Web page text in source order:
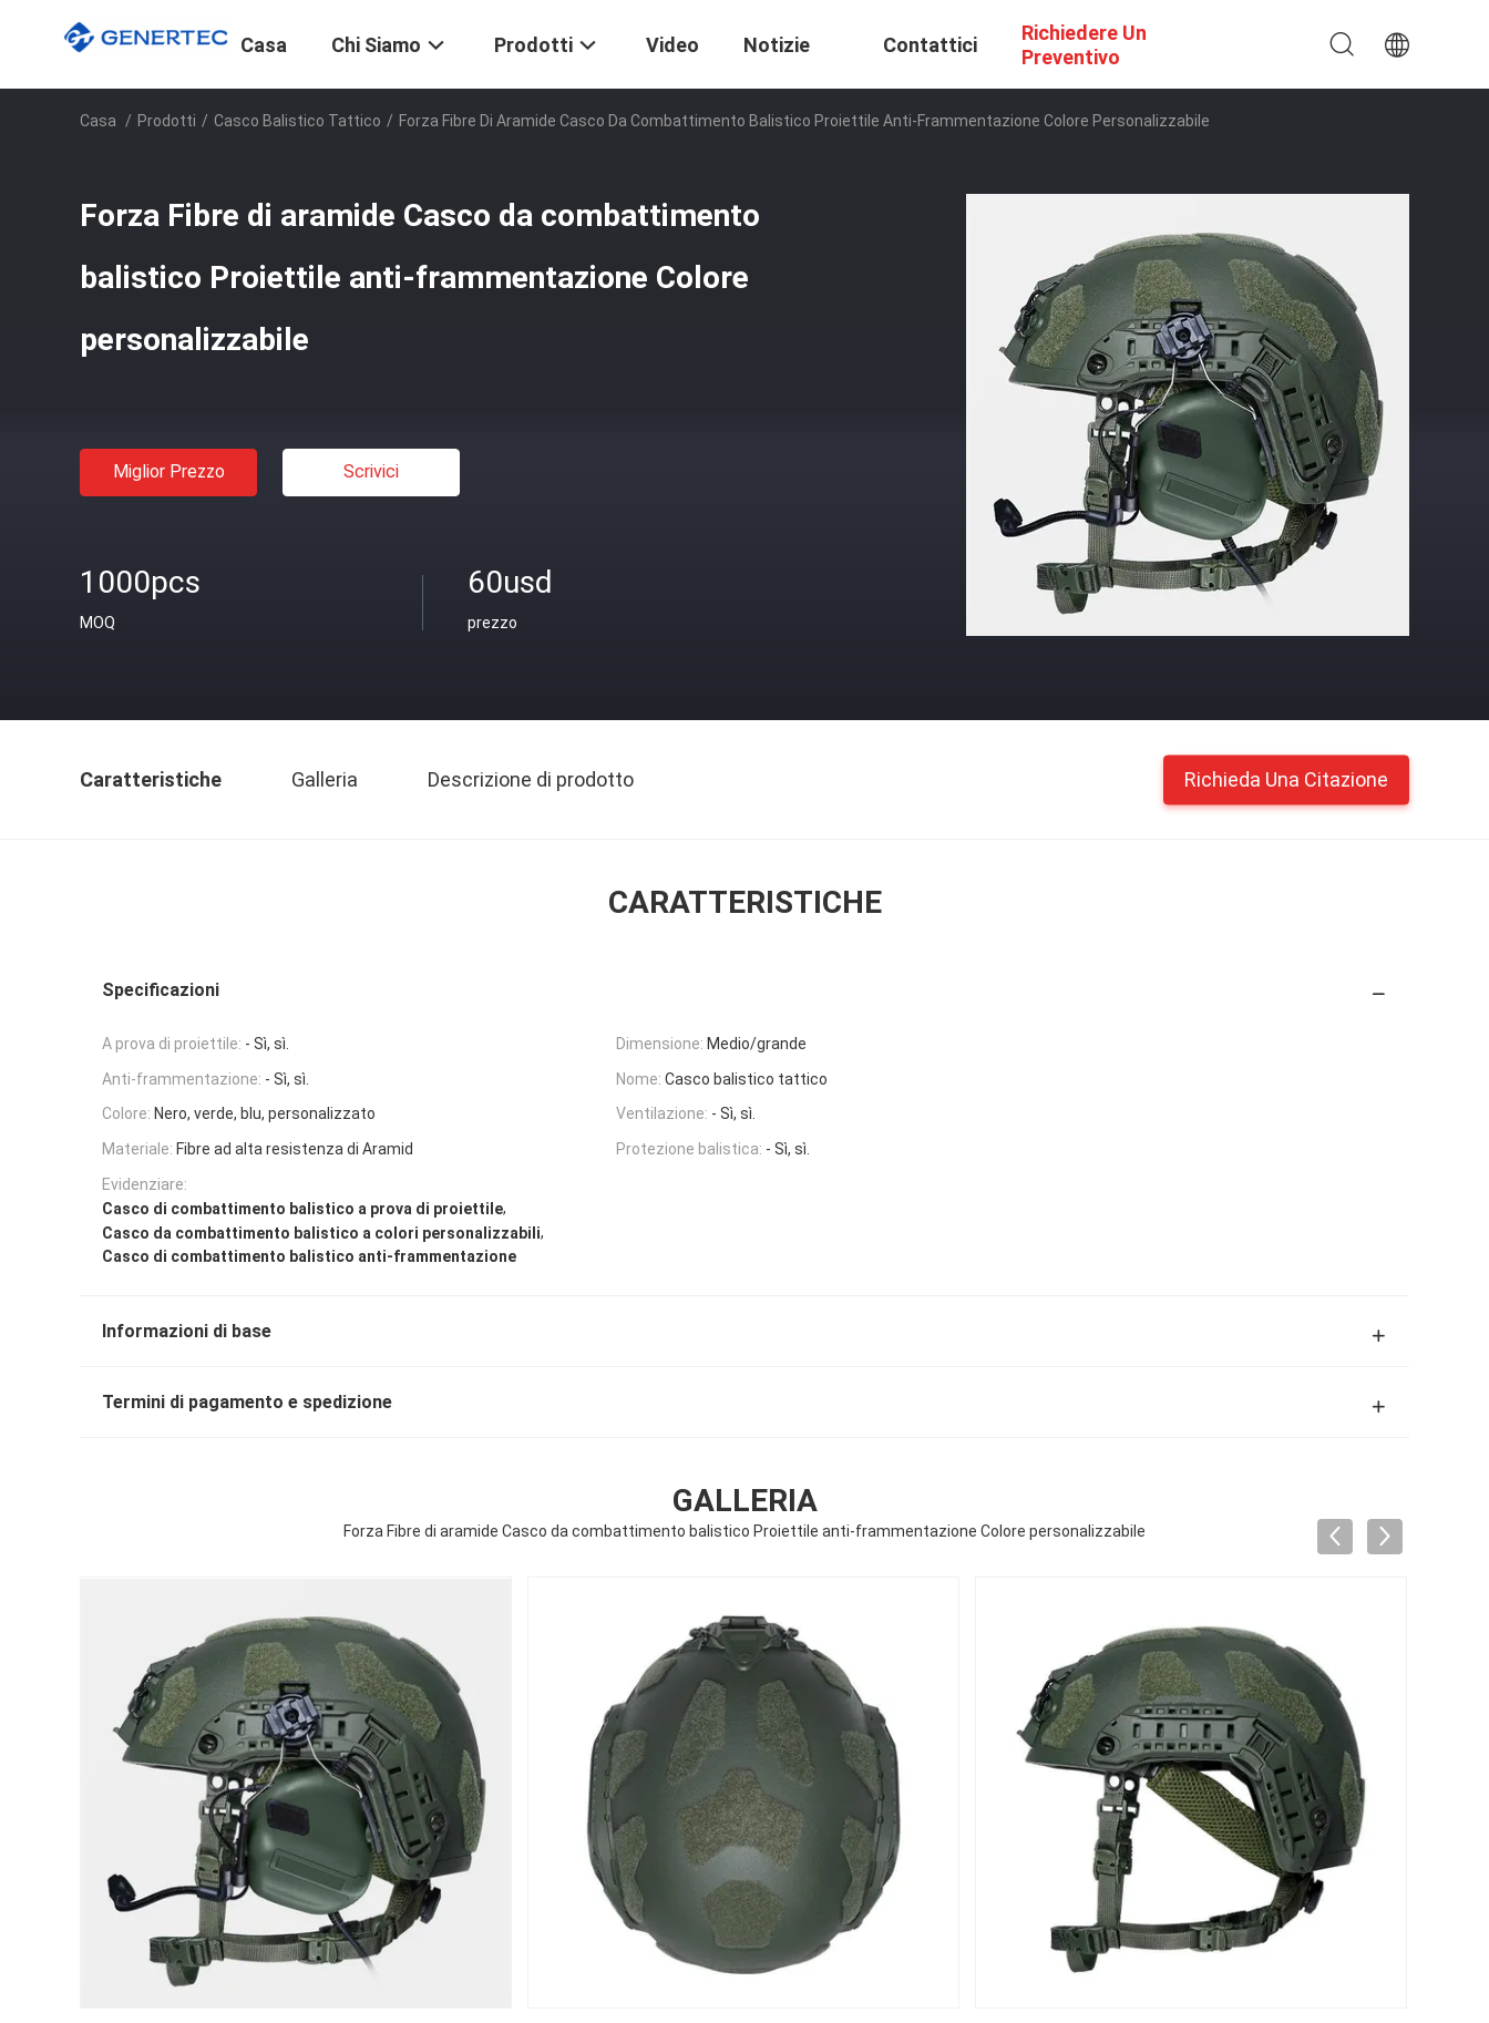
Casa Chi Siamo Prodotti Video Notizie Contattici
Richiedere Un
Preventivo
Casa / Prodotti / Casco Balistico Tattico / Forza Fibre Di Aramide Casco Da Combattimento Balistico Proiettile Anti-Frammentazione Colore Personalizzabile
Forza Fibre di aramide Casco da combattimento
balistico Proiettile anti-frammentazione Colore
personalizzabile
Miglior Prezzo Scrivici
1000pcs
MOQ
60usd
prezzo
Caratteristiche Galleria Descrizione di prodotto Richieda Una Citazione
CARATTERISTICHE
Specificazioni
A prova di proiettile: - Sì, sì. Dimensione: Medio/grande
Anti-frammentazione: - Sì, sì. Nome: Casco balistico tattico
Colore: Nero, verde, blu, personalizzato Ventilazione: - Sì, sì.
Materiale: Fibre ad alta resistenza di Aramid Protezione balistica: - Sì, sì.
Evidenziare:
Casco di combattimento balistico a prova di proiettile,
Casco da combattimento balistico a colori personalizzabili,
Casco di combattimento balistico anti-frammentazione
Informazioni di base
Termini di pagamento e spedizione
GALLERIA
Forza Fibre di aramide Casco da combattimento balistico Proiettile anti-frammentazione Colore personalizzabile